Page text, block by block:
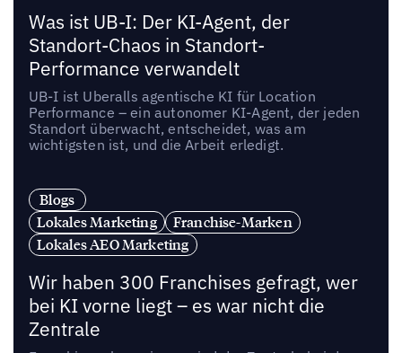
Was ist UB-I: Der KI-Agent, der
Standort-Chaos in Standort-
Performance verwandelt
UB-I ist Uberalls agentische KI für Location
Performance – ein autonomer KI-Agent, der jeden
Standort überwacht, entscheidet, was am
wichtigsten ist, und die Arbeit erledigt.
Blogs
Lokales Marketing
Franchise-Marken
Lokales AEO Marketing
Wir haben 300 Franchises gefragt, wer
bei KI vorne liegt – es war nicht die
Zentrale